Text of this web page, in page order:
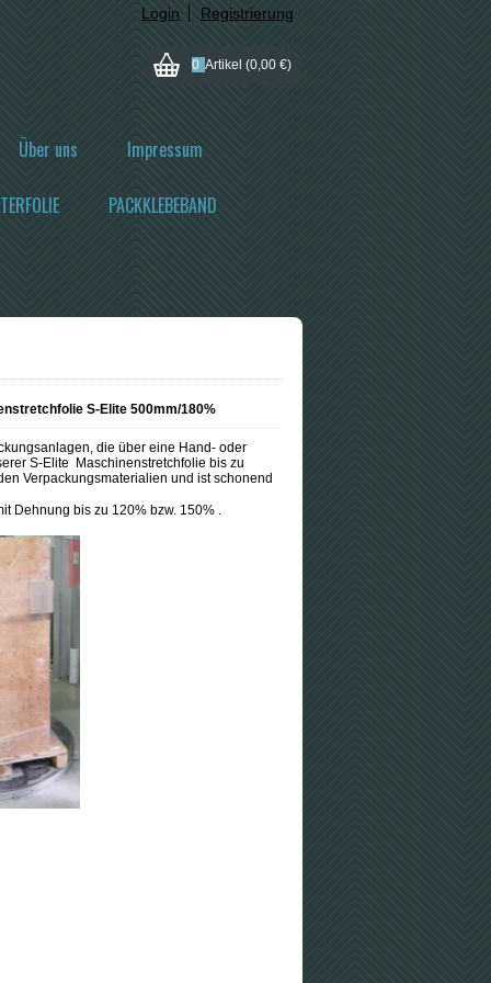
Login Registrierung
0 Artikel (0,00 €)
Über uns Impressum
PACKKLEBEBAND
S-Elite 500mm/180%
die über eine Hand- oder
S-Elite Maschinenstretchfolie bis zu
Verpackungsmaterialien und ist schonend
Dehnung bis zu 120% bzw. 150% .